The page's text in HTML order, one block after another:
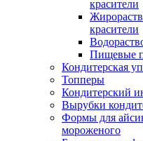
красители
красители
Пищевые
Кондитерская
Топперы
Кондитерский
Вырубки
Формы для
мороженого